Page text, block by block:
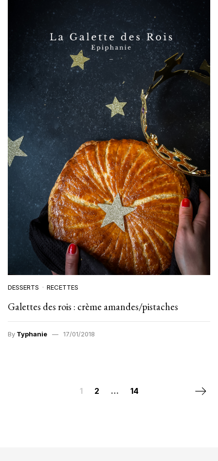
DESSERTS RECETTES
Galettes des rois : crème amandes/pistaches
By Typhanie 17/01/2018
Posts navigation
1 2 … 14 Next